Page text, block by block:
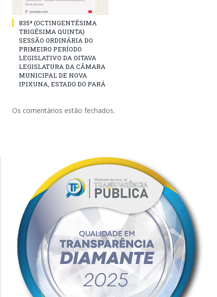
835ª (OCTINGENTÉSIMA
TRIGÉSIMA QUINTA)
SESSÃO ORDINÁRIA DO
PRIMEIRO PERÍODO
LEGISLATIVO DA OITAVA
LEGISLATURA DA CÂMARA
MUNICIPAL DE NOVA
IPIXUNA, ESTADO DO PARÁ
Os comentários estão fechados.